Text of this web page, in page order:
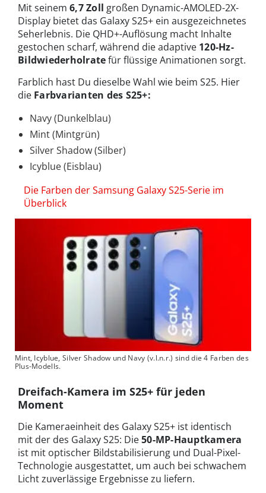
Mit seinem 6,7 Zoll großen Dynamic-AMOLED-2X-
Display bietet das Galaxy S25+ ein ausgezeichnetes
Seherlebnis. Die QHD+-Auflösung macht Inhalte
gestochen scharf, während die adaptive 120-Hz-
Bildwiederholratefür flüssige Animationen sorgt.
Farblich hast Du dieselbe Wahl wie beim S25. Hier
die Farbvarianten des S25+:
Navy (Dunkelblau)
Mint (Mintgrün)
Silver Shadow (Silber)
Icyblue (Eisblau)
Die Farben der Samsung Galaxy S25-Serie im
Überblick
Mint, Icyblue, Silver Shadow und Navy (v.l.n.r.) sind die 4 Farben des
Plus-Modells.
Dreifach-Kamera im S25+ für jeden
Moment
Die Kameraeinheit des Galaxy S25+ ist identisch
mit der des Galaxy S25: Die50-MP-Hauptkamera
ist mit optischer Bildstabilisierung und Dual-Pixel-
Technologie ausgestattet, um auch bei schwachem
Licht zuverlässige Ergebnisse zu liefern.